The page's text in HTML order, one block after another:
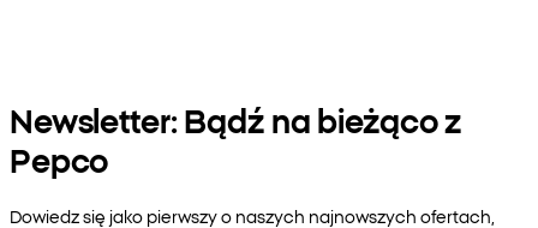
Newsletter: Bądź na bieżąco z
Pepco
Dowiedz się jako pierwszy o naszych najnowszych ofertach,